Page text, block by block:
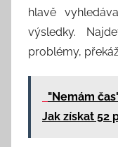
hlavě
výsledky.
problémy,
"Nemám
Jak získat 52